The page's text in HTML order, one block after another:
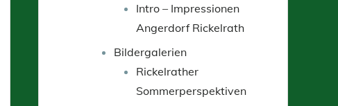
Intro – Impressionen
Angerdorf Rickelrath
Bildergalerien
Rickelrather
Sommerperspektiven